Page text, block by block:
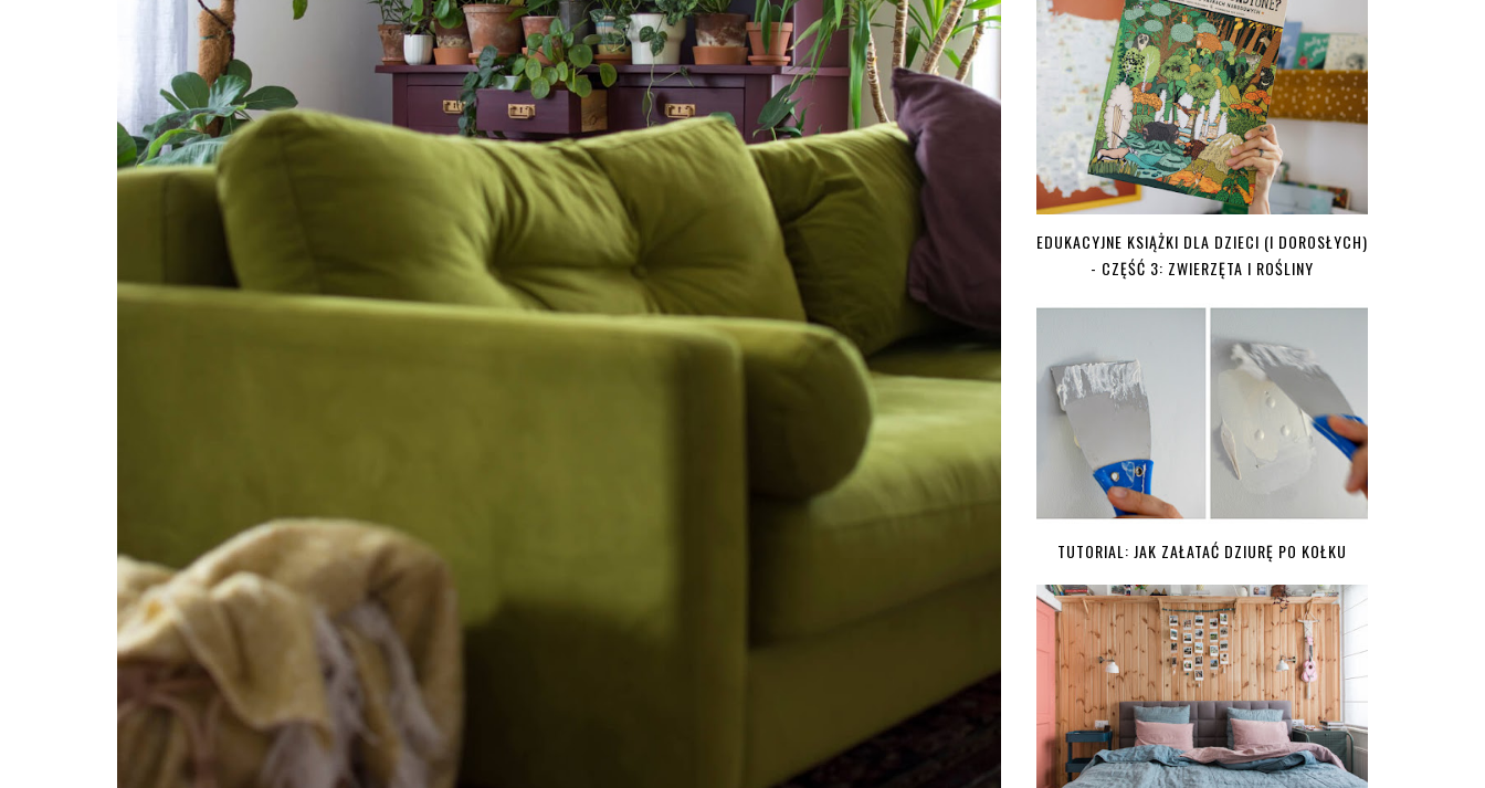
EDUKACYJNE KSIĄŻKI DLA DZIECI (I DOROSŁYCH)
- CZĘŚĆ 3: ZWIERZĘTA I ROŚLINY
TUTORIAL: JAK ZAŁATAĆ DZIURĘ PO KOŁKU